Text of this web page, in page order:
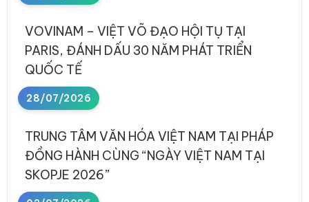
VOVINAM – VIỆT VÕ ĐẠO HỘI TỤ TẠI
PARIS, ĐÁNH DẤU 30 NĂM PHÁT TRIỂN
QUỐC TẾ
28/07/2026
TRUNG TÂM VĂN HÓA VIỆT NAM TẠI PHÁP
ĐỒNG HÀNH CÙNG “NGÀY VIỆT NAM TẠI
SKOPJE 2026”